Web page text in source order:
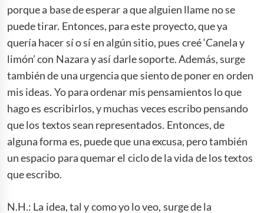
porque a base de esperar a que alguien llame no se
puede tirar. Entonces, para este proyecto, que ya
quería hacer sí o sí en algún sitio, pues creé ‘Canela y
limón’ con Nazara y así darle soporte. Además, surge
también de una urgencia que siento de poner en orden
mis ideas. Yo para ordenar mis pensamientos lo que
hago es escribirlos, y muchas veces escribo pensando
que los textos sean representados. Entonces, de
alguna forma es, puede que una excusa, pero también
un espacio para quemar el ciclo de la vida de los textos
que escribo.
N.H.: La idea, tal y como yo lo veo, surge de la